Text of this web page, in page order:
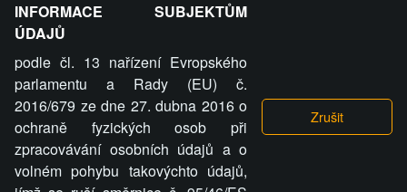
ZVRÁCENÝ.CZ - Svět není zvrácenej. To jen
ty lidi...
ZVRÁCENÝ.CZ
INFORMACE SUBJEKTŮM
ÚDAJŮ
podle čl. 13 nařízení Evropského
parlamentu a Rady (EU) č.
2016/679 ze dne 27. dubna 2016 o
ochraně fyzických osob při
zpracovávání osobních údajů a o
volném pohybu takovýchto údajů,